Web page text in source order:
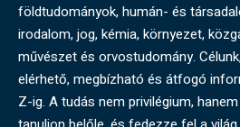
földtudományok, humán- és
irodalom, jog, kémia, környezet,
művészet és orvostudomány.
elérhető, megbízható és átfogó
Z-ig. A tudás nem privilégium,